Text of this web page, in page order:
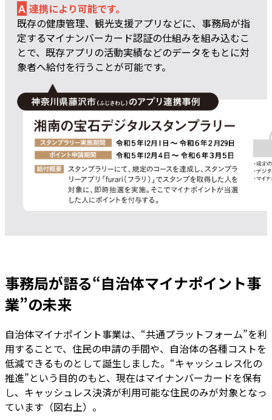
Ａ 連携により可能です。
既存の健康管理、観光支援アプリなどに、事務局が指
定するマイナンバーカード認証の仕組みを組み込むこ
とで、既存アプリの活動実績などのデータをもとに対
象者へ給付を行うことが可能です。
事務局が語る“自治体マイナポイント事
業”の未来
自治体マイナポイント事業は、“共通プラットフォーム”を利
用することで、住民の申請の手間や、自治体の各種コストを
低減できるものとして誕生しました。“キャッシュレス化の
推進”という目的のもと、現在はマイナンバーカードを保有
し、キャッシュレス決済が利用可能な住民のみが対象となっ
ています（図右上）。